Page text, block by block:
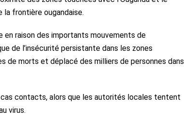
la frontière ougandaise.
en raison des importants mouvements de
de l’insécurité persistante dans les zones
de morts et déplacé des milliers de personnes dans
cas contacts, alors que les autorités locales tentent
virus.